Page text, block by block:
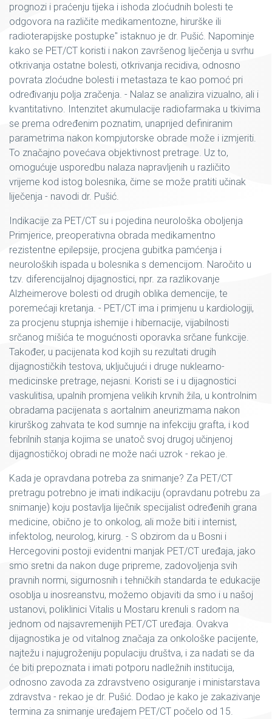
prognozi i praćenju tijeka i ishoda zloćudnih bolesti te
odgovora na različite medikamentozne, hirurške ili
radioterapijske postupke" istaknuo je dr. Pušić. Napominje
kako se PET/CT koristi i nakon završenog liječenja u svrhu
otkrivanja ostatne bolesti, otkrivanja recidiva, odnosno
povrata zloćudne bolesti i metastaza te kao pomoć pri
određivanju polja zračenja. - Nalaz se analizira vizualno, ali i
kvantitativno. Intenzitet akumulacije radiofarmaka u tkivima
se prema određenim poznatim, unaprijed definiranim
parametrima nakon kompjutorske obrade može i izmjeriti.
To značajno povećava objektivnost pretrage. Uz to,
omogućuje usporedbu nalaza napravljenih u različito
vrijeme kod istog bolesnika, čime se može pratiti učinak
liječenja - navodi dr. Pušić.
Indikacije za PET/CT su i pojedina neurološka oboljenja
Primjerice, preoperativna obrada medikamentno
rezistentne epilepsije, procjena gubitka pamćenja i
neuroloških ispada u bolesnika s demencijom. Naročito u
tzv. diferencijalnoj dijagnostici, npr. za razlikovanje
Alzheimerove bolesti od drugih oblika demencije, te
poremećaji kretanja. - PET/CT ima i primjenu u kardiologiji,
za procjenu stupnja ishemije i hibernacije, vijabilnosti
srčanog mišića te mogućnosti oporavka srčane funkcije.
Također, u pacijenata kod kojih su rezultati drugih
dijagnostičkih testova, uključujući i druge nuklearno-
medicinske pretrage, nejasni. Koristi se i u dijagnostici
vaskulitisa, upalnih promjena velikih krvnih žila, u kontrolnim
obradama pacijenata s aortalnim aneurizmama nakon
kirurškog zahvata te kod sumnje na infekciju grafta, i kod
febrilnih stanja kojima se unatoč svoj drugoj učinjenoj
dijagnostičkoj obradi ne može naći uzrok - rekao je.
Kada je opravdana potreba za snimanje? Za PET/CT
pretragu potrebno je imati indikaciju (opravdanu potrebu za
snimanje) koju postavlja liječnik specijalist određenih grana
medicine, obično je to onkolog, ali može biti i internist,
infektolog, neurolog, kirurg. - S obzirom da u Bosni i
Hercegovini postoji evidentni manjak PET/CT uređaja, jako
smo sretni da nakon duge pripreme, zadovoljenja svih
pravnih normi, sigurnosnih i tehničkih standarda te edukacije
osoblja u inosreanstvu, možemo objaviti da smo i u našoj
ustanovi, poliklinici Vitalis u Mostaru krenuli s radom na
jednom od najsavremenijih PET/CT uređaja. Ovakva
dijagnostika je od vitalnog značaja za onkološke pacijente,
najtežu i najugroženiju populaciju društva, i za nadati se da
će biti prepoznata i imati potporu nadležnih institucija,
odnosno zavoda za zdravstveno osiguranje i ministarstava
zdravstva - rekao je dr. Pušić. Dodao je kako je zakazivanje
termina za snimanje uređajem PET/CT počelo od 15.